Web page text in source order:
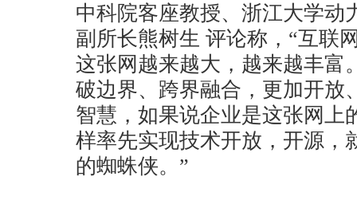
中科院客座教授、浙江大学动
副所长熊树生 评论称，“互联
这张网越来越大，越来越丰富
破边界、跨界融合，更加开放
智慧，如果说企业是这张网上
样率先实现技术开放，开源，
的蜘蛛侠。”